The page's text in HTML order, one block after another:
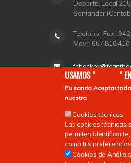
Deporte, Local
Santander
Telefono- Fax :
Movil: 667.810.410
Horario de
Jueves de 18,00 a
USAMOS "COOKIES "
PulsandoAceptar
nuestra
Cookies técnicas
Las cookies técnicas
permiten
como tus
Cookies de Análisis